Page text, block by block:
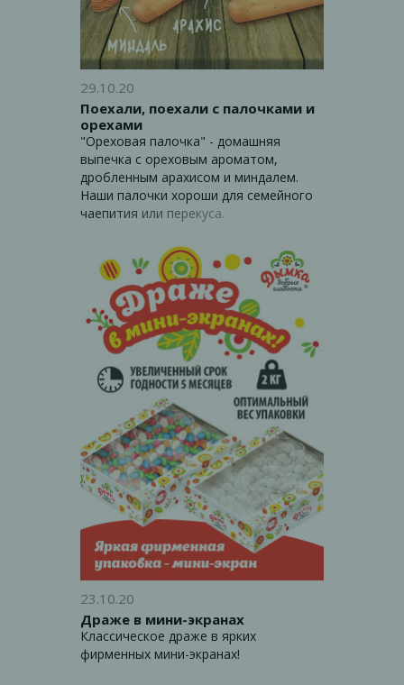
29.10.20
Поехали, поехали с палочками и
орехами
"Ореховая палочка" - домашняя
выпечка с ореховым ароматом,
дробленным арахисом и миндалем.
Наши палочки хороши для семейного
чаепития или перекуса.
23.10.20
Драже в мини-экранах
Классическое драже в ярких
фирменных мини-экранах!